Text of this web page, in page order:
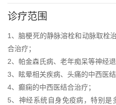
诊疗范围
1、脑梗死的静脉溶栓和动脉取栓
合治疗；
2、帕金森氏病、老年痴呆等神经
3、眩晕相关疾病、头痛的中西医结
4、癫痫的中西医结合治疗；
5、神经系统自身免疫病，特别是